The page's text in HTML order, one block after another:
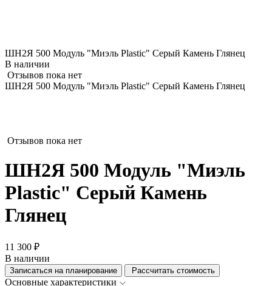
ШН2Я 500 Модуль "Миэль Plastic" Серый Камень Глянец
В наличии
Отзывов пока нет
ШН2Я 500 Модуль "Миэль Plastic" Серый Камень Глянец
Отзывов пока нет
ШН2Я 500 Модуль "Миэль
Plastic" Серый Камень
Глянец
11 300 ₽
В наличии
Записаться на планирование Рассчитать стоимость
Основные характеристики